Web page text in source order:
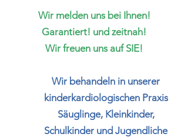
Wir melden uns bei Ihnen!
Garantiert! und zeitnah!
Wir freuen uns auf SIE!
Wir behandeln in unserer
kinderkardiologischen Praxis
Säuglinge, Kleinkinder,
Schulkinder und Jugendliche